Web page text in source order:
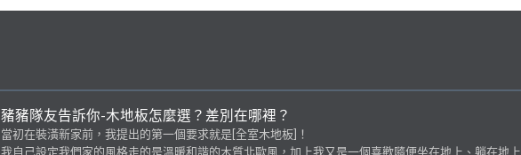
豬豬隊友告訴你-木地板怎麼選？差別在哪裡？
當初在裝潢新家前，我提出的第一個要求就是[全室木地板]！
我自己設定我們家的風格走的是溫暖和諧的木質北歐風，加上我又是一個喜歡隨便坐在地上、躺在地上